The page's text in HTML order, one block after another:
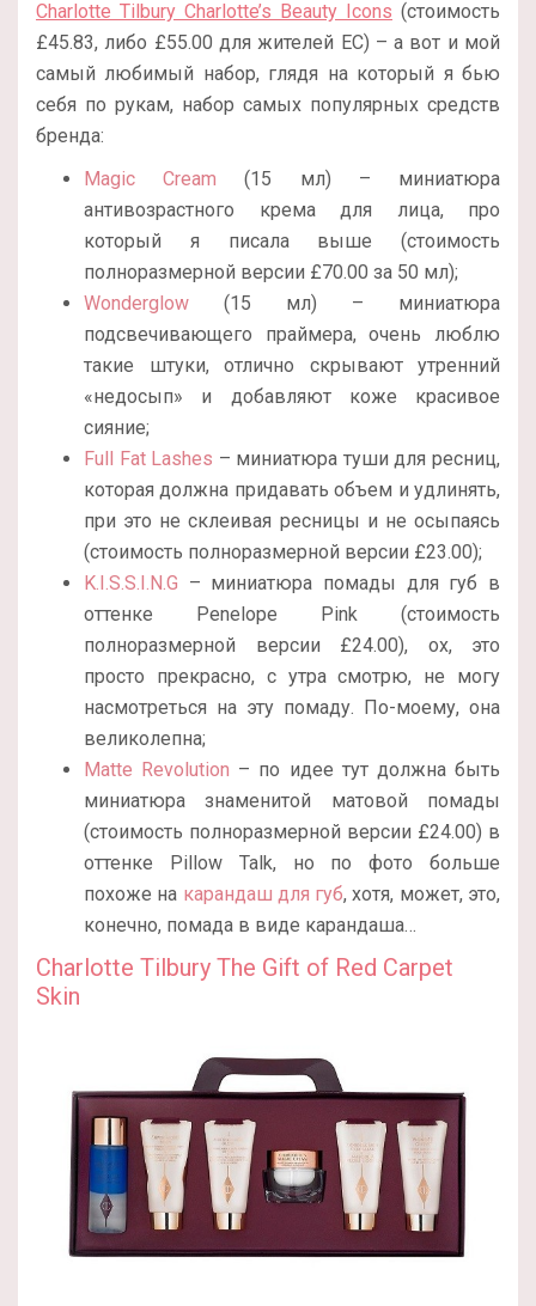
Charlotte Tilbury Charlotte’s Beauty Icons (стоимость
£45.83, либо £55.00 для жителей ЕС) – а вот и мой
самый любимый набор, глядя на который я бью
себя по рукам, набор самых популярных средств
бренда:
Magic Cream (15 мл) – миниатюра
антивозрастного крема для лица, про
который я писала выше (стоимость
полноразмерной версии £70.00 за 50 мл);
Wonderglow (15 мл) – миниатюра
подсвечивающего праймера, очень люблю
такие штуки, отлично скрывают утренний
«недосып» и добавляют коже красивое
сияние;
Full Fat Lashes – миниатюра туши для ресниц,
которая должна придавать объем и удлинять,
при это не склеивая ресницы и не осыпаясь
(стоимость полноразмерной версии £23.00);
K.I.S.S.I.N.G – миниатюра помады для губ в
оттенке Penelope Pink (стоимость
полноразмерной версии £24.00), ох, это
просто прекрасно, с утра смотрю, не могу
насмотреться на эту помаду. По-моему, она
великолепна;
Matte Revolution – по идее тут должна быть
миниатюра знаменитой матовой помады
(стоимость полноразмерной версии £24.00) в
оттенке Pillow Talk, но по фото больше
похоже на карандаш для губ, хотя, может, это,
конечно, помада в виде карандаша…
Charlotte Tilbury The Gift of Red Carpet
Skin